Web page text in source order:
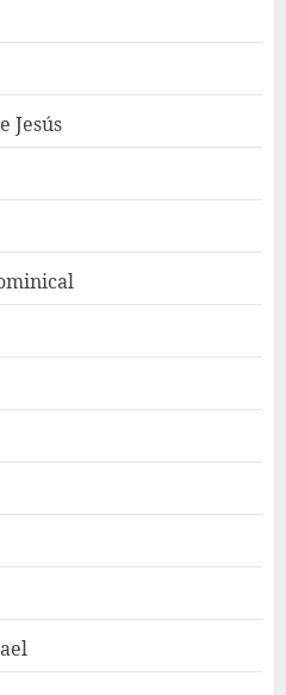
Jesús